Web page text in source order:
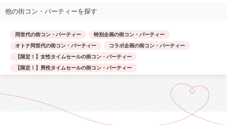
他の街コン・パーティーを探す
同世代の街コン・パーティー
特別企画の街コン・パーティー
オトナ同世代の街コン・パーティー
コラボ企画の街コン・パーティー
【限定！】女性タイムセールの街コン・パーティー
【限定！】男性タイムセールの街コン・パーティー